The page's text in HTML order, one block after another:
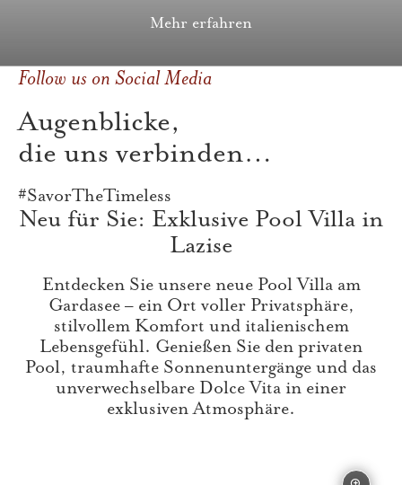
Mehr erfahren
Follow us on Social Media
Augenblicke,
die uns verbinden…
#SavorTheTimeless
Neu für Sie: Exklusive Pool Villa in
Lazise
Entdecken Sie unsere neue Pool Villa am
Gardasee – ein Ort voller Privatsphäre,
stilvollem Komfort und italienischem
Lebensgefühl. Genießen Sie den privaten
Pool, traumhafte Sonnenuntergänge und das
unverwechselbare Dolce Vita in einer
exklusiven Atmosphäre.